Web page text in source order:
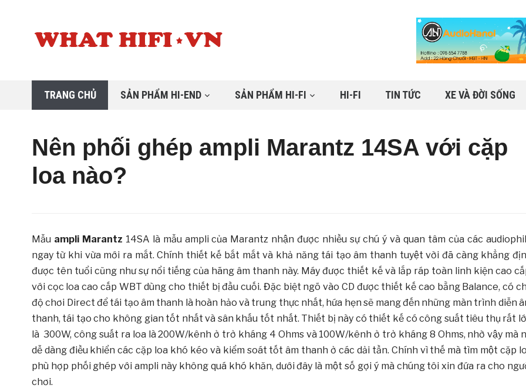
TRANG CHỦ SẢN PHẨM HI-END SẢN PHẨM HI-FI HI-FI TIN TỨC XE VÀ ĐỜI SỐNG
Nên phối ghép ampli Marantz 14SA với cặp
loa nào?
Mẫu ampli Marantz 14SA là mẫu ampli của Marantz nhận được nhiều sự chú ý và quan tâm của các
ngay từ khi vừa mới ra mắt. Chính thiết kế bắt mắt và khả năng tái tạo âm thanh tuyệt vời đã càng khẳng
được tên tuổi cũng như sự nổi tiếng của hãng âm thanh này. Máy được thiết kế và lắp ráp toàn linh kiện cao
với cọc loa cao cấp WBT dùng cho thiết bị đầu cuối. Đặc biệt ngõ vào CD được thiết kế cao bằng Balance, có
độ chơi Direct để tái tạo âm thanh là hoàn hảo và trung thực nhất, hứa hẹn sẽ mang đến những màn trình diễn
thanh, tái tạo cho không gian tốt nhất và sân khấu tốt nhất. Thiết bị này có thiết kế có công suất tiêu thụ rất
là 300W, công suất ra loa là 200W/kênh ở trở kháng 4 Ohms và 100W/kênh ở trở kháng 8 Ohms, nhờ vậy mà
dễ dàng điều khiển các cặp loa khó kéo và kiểm soát tốt âm thanh ở các dải tần. Chính vì thế mà tìm một cặp
phù hợp phối ghép với ampli này không quá khó khăn, dưới đây là một số gợi ý mà chúng tôi xin đứa ra cho
chơi.